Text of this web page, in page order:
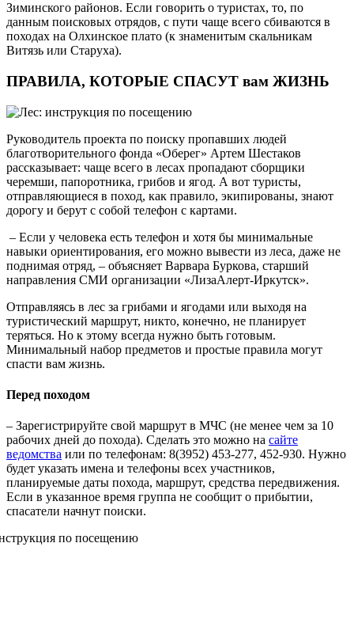
Зиминского районов. Если говорить о туристах, то, по
данным поисковых отрядов, с пути чаще всего сбиваются в
походах на Олхинское плато (к знаменитым скальникам
Витязь или Старуха).
ПРАВИЛА, КОТОРЫЕ СПАСУТ вам ЖИЗНЬ
Руководитель проекта по поиску пропавших людей
благотворительного фонда «Оберег» Артем Шестаков
рассказывает: чаще всего в лесах пропадают сборщики
черемши, папоротника, грибов и ягод. А вот туристы,
отправляющиеся в поход, как правило, экипированы, знают
дорогу и берут с собой телефон с картами.
– Если у человека есть телефон и хотя бы минимальные
навыки ориентирования, его можно вывести из леса, даже не
поднимая отряд, – объясняет Варвара Буркова, старший
направления СМИ организации «ЛизаАлерт-Иркутск».
Отправляясь в лес за грибами и ягодами или выходя на
туристический маршрут, никто, конечно, не планирует
теряться. Но к этому всегда нужно быть готовым.
Минимальный набор предметов и простые правила могут
спасти вам жизнь.
Перед походом
– Зарегистрируйте свой маршрут в МЧС (не менее чем за 10
рабочих дней до похода). Сделать это можно на сайте
ведомства или по телефонам: 8(3952) 453-277, 452-930. Нужно
будет указать имена и телефоны всех участников,
планируемые даты похода, маршрут, средства передвижения.
Если в указанное время группа не сообщит о прибытии,
спасатели начнут поиски.